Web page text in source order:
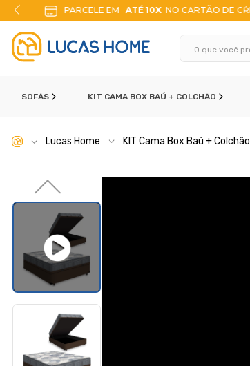
10% DE DESCONTONO PIX
SOFÁS KIT CAMA BOX BAÚ + COLCHÃO
Lucas Home KIT Cama Box Baú + Colchão